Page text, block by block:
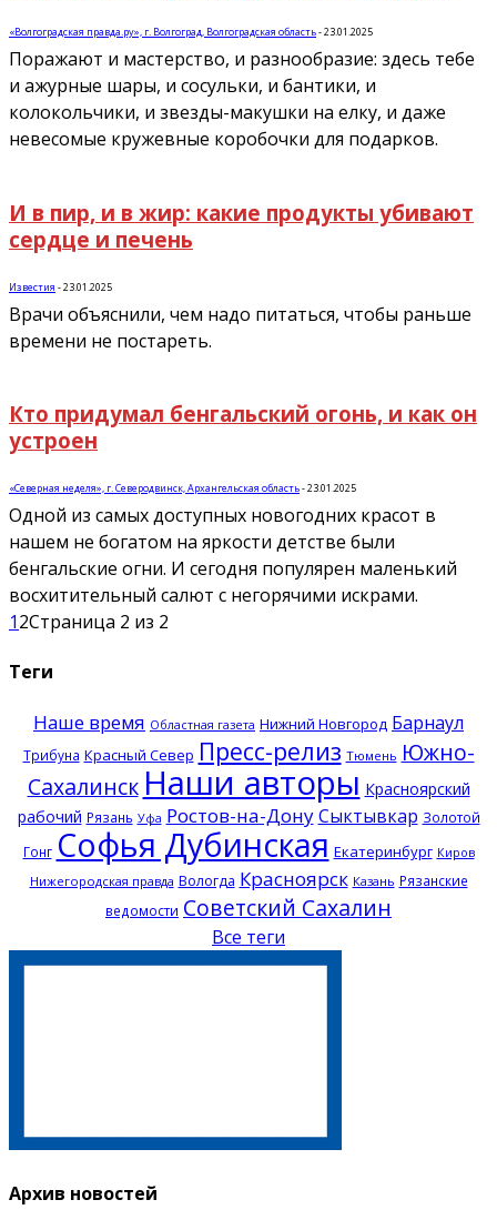
«Волгоградская правда.ру», г. Волгоград, Волгоградская область-23.01.2025
Поражают и мастерство, и разнообразие: здесь тебе
и ажурные шары, и сосульки, и бантики, и
колокольчики, и звезды-макушки на елку, и даже
невесомые кружевные коробочки для подарков.
И в пир, и в жир: какие продукты убивают
сердце и печень
Известия -23.01.2025
Врачи объяснили, чем надо питаться, чтобы раньше
времени не постареть.
Кто придумал бенгальский огонь, и как он
устроен
«Северная неделя», г. Северодвинск, Архангельская область-23.01.2025
Одной из самых доступных новогодних красот в
нашем не богатом на яркости детстве были
бенгальские огни. И сегодня популярен маленький
восхитительный салют с негорячими искрами.
12Страница 2 из 2
Теги
Наше время Областная газета Нижний Новгород Барнаул
Трибуна Красный Север Пресс-релиз Тюмень Южно-
Сахалинск Наши авторы Красноярский
рабочий Рязань Уфа Ростов-на-Дону Сыктывкар Золотой
Гонг Софья Дубинская Екатеринбург Киров
Нижегородская правда Вологда Красноярск Казань Рязанские
ведомости Советский Сахалин
Все теги
Архив новостей